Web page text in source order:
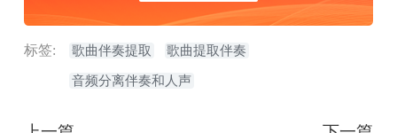
标签: 歌曲伴奏提取 歌曲提取伴奏
音频分离伴奏和人声